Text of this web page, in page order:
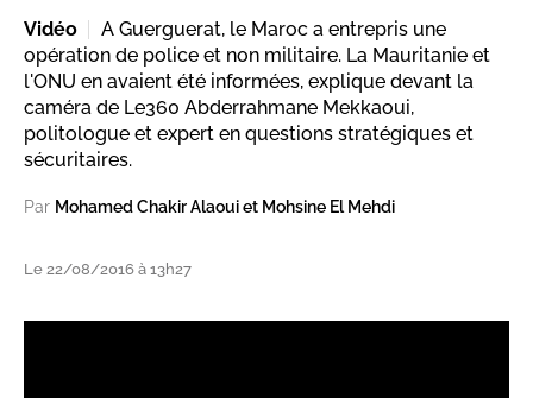
Vidéo
A Guerguerat, le Maroc a entrepris une
opération de police et non militaire. La Mauritanie et
l'ONU en avaient été informées, explique devant la
caméra de Le360 Abderrahmane Mekkaoui,
politologue et expert en questions stratégiques et
sécuritaires.
Par Mohamed Chakir Alaoui et Mohsine El Mehdi
Le 22/08/2016 à 13h27